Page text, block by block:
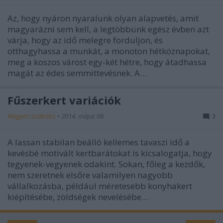
Az, hogy nyáron nyaralunk olyan alapvetés, amit
magyarázni sem kell, a legtöbbünk egész évben azt
várja, hogy az idő melegre forduljon, és
otthagyhassa a munkát, a monoton hétköznapokat,
meg a koszos várost egy-két hétre, hogy átadhassa
magát az édes semmittevésnek. A…
Fűszerkert variációk
Megyeri Szabolcs • 2014. május 08. 3
A lassan stabilan beálló kellemes tavaszi idő a
kevésbé motivált kertbarátokat is kicsalogatja, hogy
tegyenek-vegyenek odakint. Sokan, főleg a kezdők,
nem szeretnek elsőre valamilyen nagyobb
vállalkozásba, például méretesebb konyhakert
kiépítésébe, zöldségek nevelésébe…